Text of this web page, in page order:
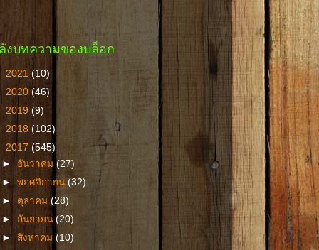
งบทความของบล็อก
2021 (10)
2020 (46)
2019 (9)
2018 (102)
2017 (545)
► ธันวาคม(27)
►พฤศจิกายน(32)
► ตุลาคม(28)
► กันยายน(20)
►สิงหาคม(10)